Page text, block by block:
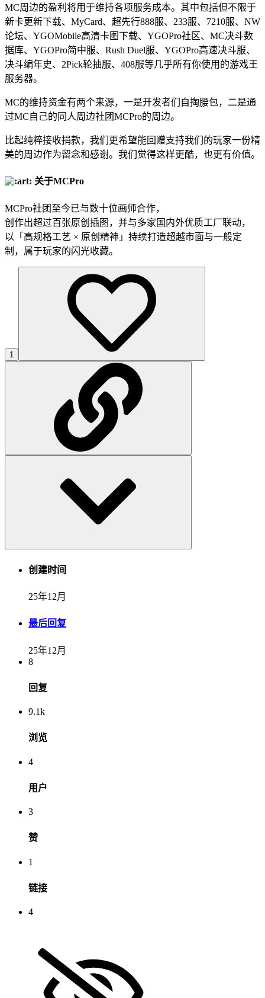
MC周边的盈利将用于维持各项服务成本。其中包括但不限于
新卡更新下载、MyCard、超先行888服、233服、7210服、NW
论坛、YGOMobile高清卡图下载、YGOPro社区、MC决斗数
据库、YGOPro简中服、Rush Duel服、YGOPro高速决斗服、
决斗编年史、2Pick轮抽服、408服等几乎所有你使用的游戏王
服务器。
MC的维持资金有两个来源，一是开发者们自掏腰包，二是通
过MC自己的同人周边社团MCPro的周边。
比起纯粹接收捐款，我们更希望能回赠支持我们的玩家一份精
美的周边作为留念和感谢。我们觉得这样更酷，也更有价值。
关于MCPro
MCPro社团至今已与数十位画师合作，
创作出超过百张原创插图，并与多家国内外优质工厂联动，
以「高规格工艺 × 原创精神」持续打造超越市面与一般定
制，属于玩家的闪光收藏。
1
创建时间
25年12月
最后回复
25年12月
8
回复
9.1k
浏览
4
用户
3
赞
1
链接
4